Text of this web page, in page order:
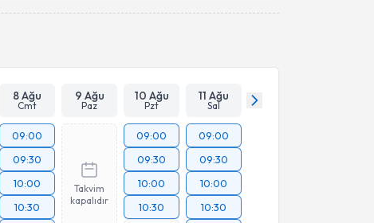
8 Ağu
Cmt
9 Ağu
Paz
10 Ağu
Pzt
11 Ağu
Sal
09:00
09:30
10:00
10:30
Takvim
kapalıdır
09:00
09:30
10:00
10:30
09:00
09:30
10:00
10:30